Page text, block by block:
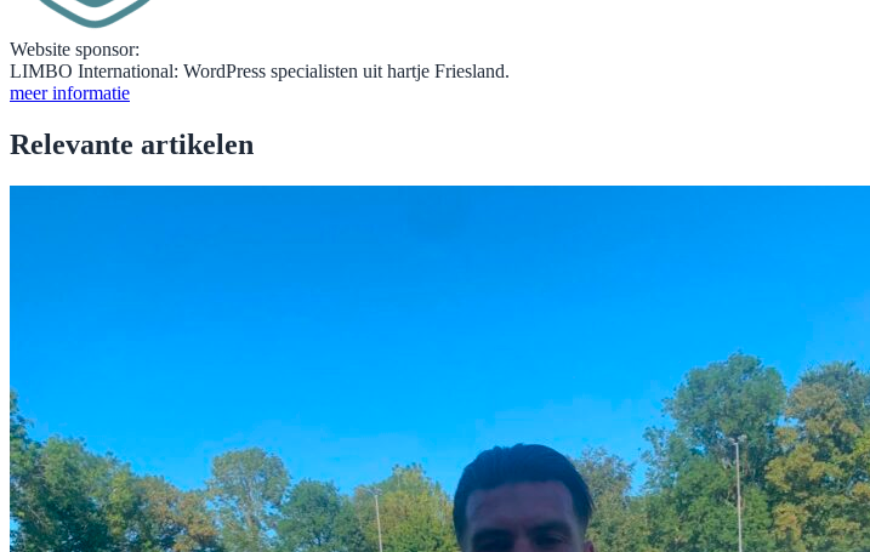
Website sponsor:
LIMBO International: WordPress specialisten uit hartje Friesland.
meer informatie
Relevante artikelen